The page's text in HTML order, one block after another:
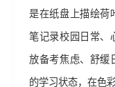
是在纸盘上描绘荷
笔记录校园日常、
放备考焦虑、舒缓
的学习状态，在色